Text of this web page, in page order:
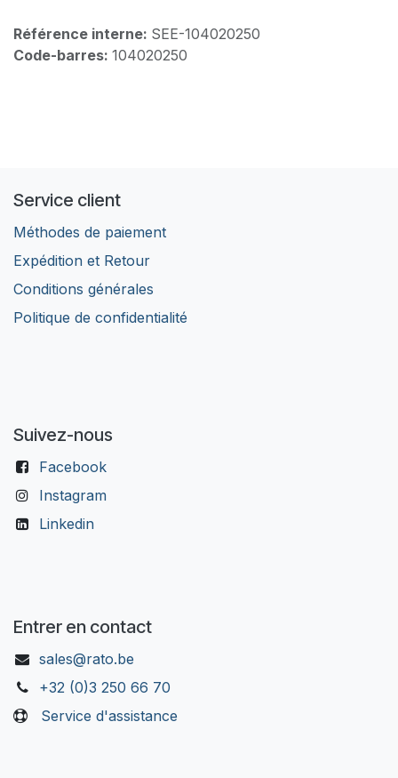
Référence interne: SEE-104020250
Code-barres: 104020250
Service client
Méthodes de paiement
Expédition et Retour
Conditions générales
Politique de confidentialité
Suivez-nous
Facebook
Instagram
Linkedin
Entrer en contact
sales@rato.be
+32 (0)3 250 66 70
Service d'assistance